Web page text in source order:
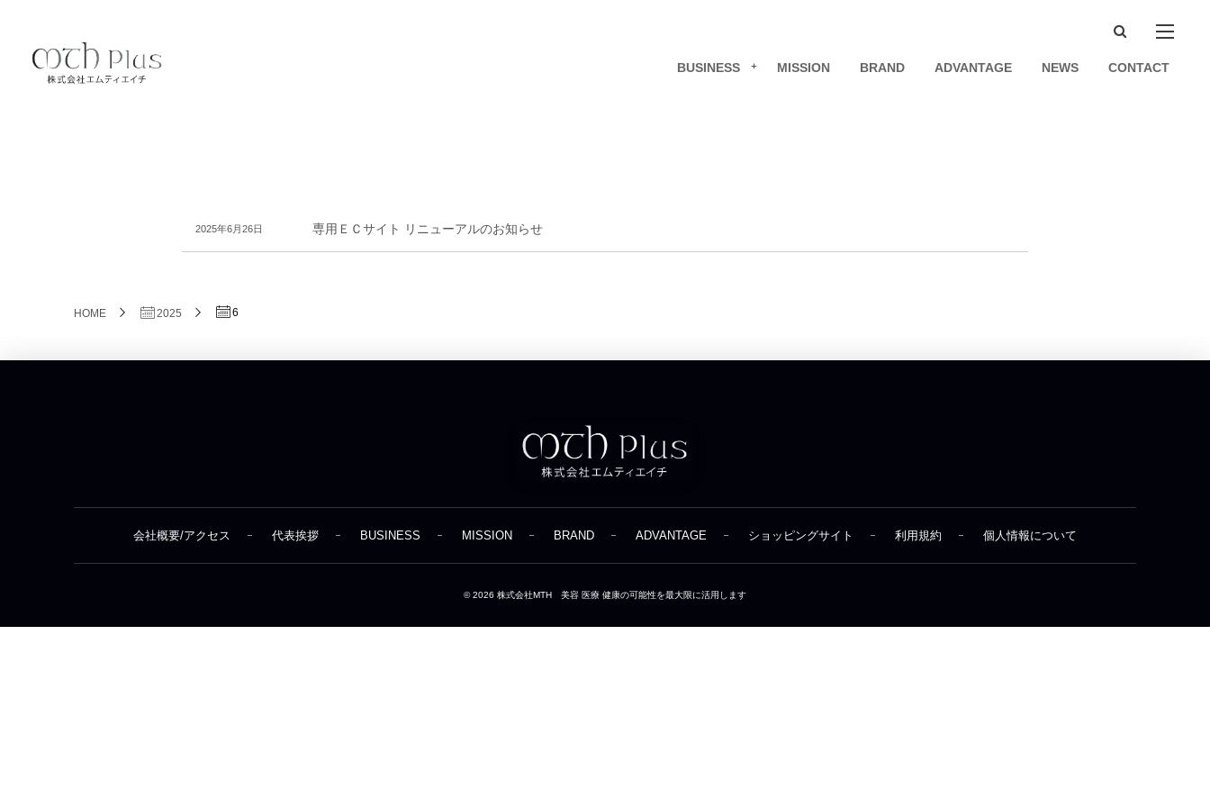
BUSINESS MISSION BRAND ADVANTAGE NEWS CONTACT
2025年6月26日 専用ＥＣサイト リニューアルのお知らせ
HOME 2025 6
会社概要/アクセス 代表挨拶 BUSINESS MISSION BRAND ADVANTAGE ショッピングサイト 利用規約 個人情報について
© 2026 株式会社MTH 美容 医療 健康の可能性を最大限に活用します